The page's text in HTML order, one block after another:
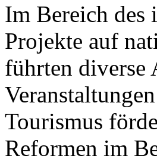
Im Bereich des
Projekte auf
führten diverse
Tourismus
Reformen im